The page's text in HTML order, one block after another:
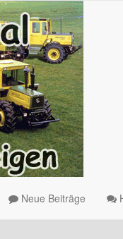
Neue Beiträge